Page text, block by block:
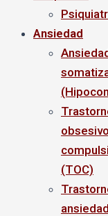
Ansiedad
obsesivo
(TOC)